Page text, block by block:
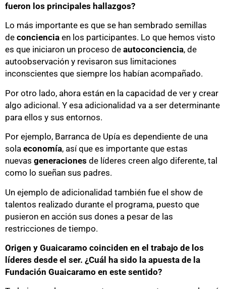
fueron los principales hallazgos?
Lo más importante es que se han sembrado semillas
de conciencia en los participantes. Lo que hemos visto
es que iniciaron un proceso de autoconciencia, de
autoobservación y revisaron sus limitaciones
inconscientes que siempre los habían acompañado.
Por otro lado, ahora están en la capacidad de ver y crear
algo adicional. Y esa adicionalidad va a ser determinante
para ellos y sus entornos.
Por ejemplo, Barranca de Upía es dependiente de una
sola economía, así que es importante que estas
nuevas generaciones de líderes creen algo diferente, tal
como lo sueñan sus padres.
Un ejemplo de adicionalidad también fue el show de
talentos realizado durante el programa, puesto que
pusieron en acción sus dones a pesar de las
restricciones de tiempo.
Origen y Guaicaramo coinciden en el trabajo de los
líderes desde el ser. ¿Cuál ha sido la apuesta de la
Fundación Guaicaramo en este sentido?